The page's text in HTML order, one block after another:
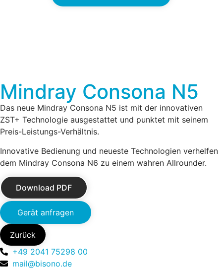
Mindray Consona N5
Das neue Mindray Consona N5 ist mit der innovativen
ZST+ Technologie ausgestattet und punktet mit seinem
Preis-Leistungs-Verhältnis.
Innovative Bedienung und neueste Technologien verhelfen
dem Mindray Consona N6 zu einem wahren Allrounder.
Download PDF
Gerät anfragen
Zurück
+49 2041 75298 00
mail@bisono.de